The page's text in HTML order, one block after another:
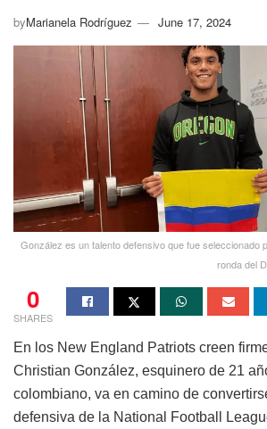
byMarianela Rodríguez June 17, 2024
González es un talento defensivo que fue seleccionado
ronda del
0
SHARES
En los New England Patriots creen
Christian González, esquinero de 21
colombiano, va en camino de
defensiva de la National Football